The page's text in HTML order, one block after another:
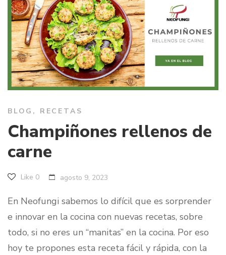
BLOG , RECETAS
Champiñones rellenos de
carne
Like 0 agosto 9, 2023
En Neofungi sabemos lo difícil que es sorprender
e innovar en la cocina con nuevas recetas, sobre
todo, si no eres un “manitas” en la cocina. Por eso
hoy te propones esta receta fácil y rápida, con la